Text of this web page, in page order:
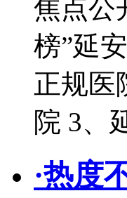
焦点公
榜”延
正规医
院 3、
·热度